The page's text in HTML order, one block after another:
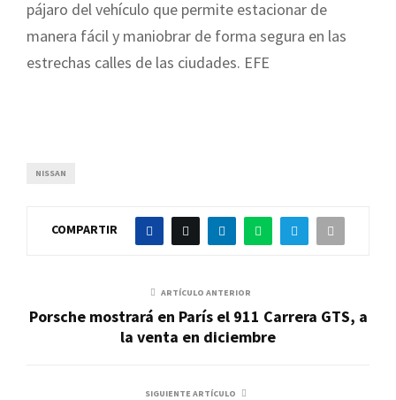
pájaro del vehículo que permite estacionar de
manera fácil y maniobrar de forma segura en las
estrechas calles de las ciudades. EFE
NISSAN
COMPARTIR
ARTÍCULO ANTERIOR
Porsche mostrará en París el 911 Carrera GTS, a
la venta en diciembre
SIGUIENTE ARTÍCULO